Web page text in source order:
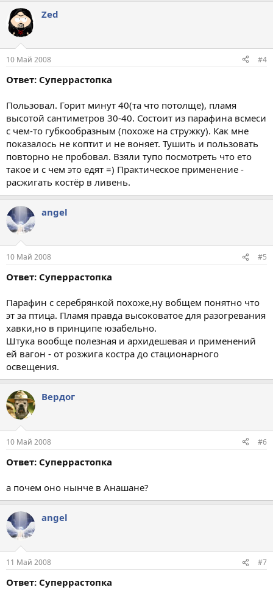
Zed
10 Май 2008 #4
Ответ: Суперрастопка
Пользовал. Горит минут 40(та что потолще), пламя
высотой сантиметров 30-40. Состоит из парафина всмеси
с чем-то губкообразным (похоже на стружку). Как мне
показалось не коптит и не воняет. Тушить и пользовать
повторно не пробовал. Взяли тупо посмотреть что ето
такое и с чем это едят =) Практическое применение -
расжигать костёр в ливень.
angel
10 Май 2008 #5
Ответ: Суперрастопка
Парафин с серебрянкой похоже,ну вобщем понятно что
эт за птица. Пламя правда высоковатое для разогревания
хавки,но в принципе юзабельно.
Штука вообще полезная и архидешевая и применений
ей вагон - от розжига костра до стационарного
освещения.
Вердог
10 Май 2008 #6
Ответ: Суперрастопка
а почем оно нынче в Анашане?
angel
11 Май 2008 #7
Ответ: Суперрастопка